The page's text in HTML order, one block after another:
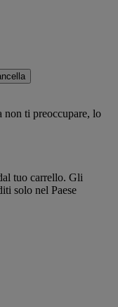
non ti preoccupare, lo
tuo carrello. Gli
solo nel Paese